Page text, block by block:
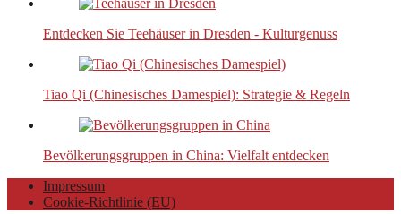
Entdecken Sie Teehäuser in Dresden - Kulturgenuss
Tiao Qi (Chinesisches Damespiel): Strategie & Regeln
Bevölkerungsgruppen in China: Vielfalt entdecken
Impressum
Cookie-Richtlinie (EU)